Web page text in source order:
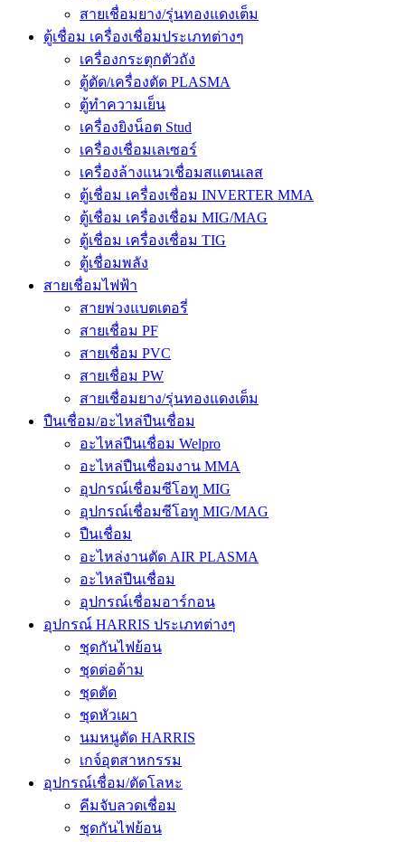
สายเชื่อมยาง/รุ่นทองแดงเต็ม
ตู้เชื่อม เครื่องเชื่อมประเภทต่างๆ
เครื่องกระตุกตัวถัง
ตู้ตัด/เครื่องตัด PLASMA
ตู้ทำความเย็น
เครื่องยิงน็อต Stud
เครื่องเชื่อมเลเซอร์
เครื่องล้างแนวเชื่อมสแตนเลส
ตู้เชื่อม เครื่องเชื่อม INVERTER MMA
ตู้เชื่อม เครื่องเชื่อม MIG/MAG
ตู้เชื่อม เครื่องเชื่อม TIG
ตู้เชื่อมพลัง
สายเชื่อมไฟฟ้า
สายพ่วงแบตเตอรี่
สายเชื่อม PF
สายเชื่อม PVC
สายเชื่อม PW
สายเชื่อมยาง/รุ่นทองแดงเต็ม
ปืนเชื่อม/อะไหล่ปืนเชื่อม
อะไหล่ปืนเชื่อม Welpro
อะไหล่ปืนเชื่อมงาน MMA
อุปกรณ์เชื่อมซีโอทู MIG
อุปกรณ์เชื่อมซีโอทู MIG/MAG
ปืนเชื่อม
อะไหล่งานตัด AIR PLASMA
อะไหล่ปืนเชื่อม
อุปกรณ์เชื่อมอาร์กอน
อุปกรณ์ HARRIS ประเภทต่างๆ
ชุดกันไฟย้อน
ชุดต่อด้าม
ชุดตัด
ชุดหัวเผา
นมหนูตัด HARRIS
เกจ์อุตสาหกรรม
อุปกรณ์เชื่อม/ตัดโลหะ
คีมจับลวดเชื่อม
ชุดกันไฟย้อน